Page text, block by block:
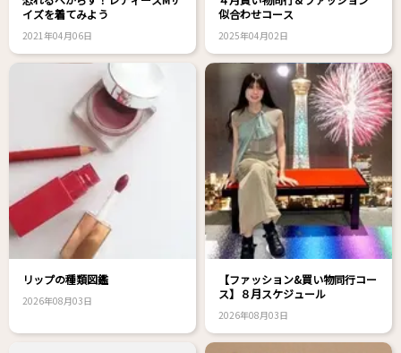
イズを着てみよう
2021年04月06日
似合わせコース
2025年04月02日
リップの種類図鑑
2026年08月03日
【ファッション&買い物同行コー
ス】８月スケジュール
2026年08月03日